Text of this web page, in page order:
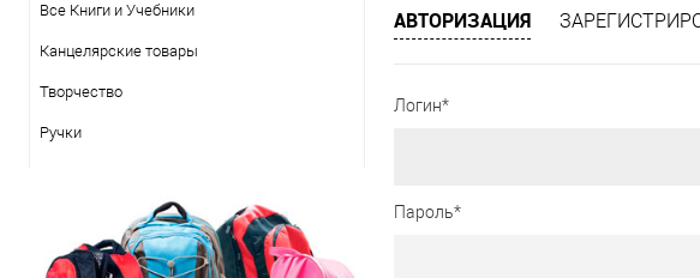
Все Книги и Учебники
Канцелярские товары
Творчество
Ручки
АВТОРИЗАЦИЯ
Логин*
Пароль*